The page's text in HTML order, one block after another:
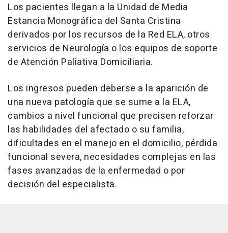
Los pacientes llegan a la Unidad de Media
Estancia Monográfica del Santa Cristina
derivados por los recursos de la Red ELA, otros
servicios de Neurología o los equipos de soporte
de Atención Paliativa Domiciliaria.
Los ingresos pueden deberse a la aparición de
una nueva patología que se sume a la ELA,
cambios a nivel funcional que precisen reforzar
las habilidades del afectado o su familia,
dificultades en el manejo en el domicilio, pérdida
funcional severa, necesidades complejas en las
fases avanzadas de la enfermedad o por
decisión del especialista.